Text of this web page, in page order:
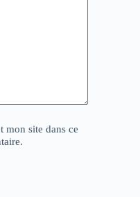
mon site dans ce